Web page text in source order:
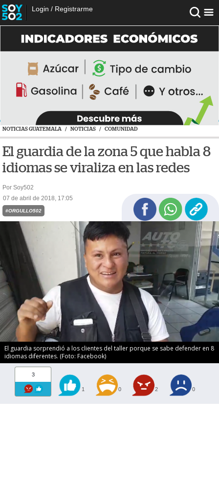
Login / Registrarme
NOTICIAS GUATEMALA / NOTICIAS / COMUNIDAD
El guardia de la zona 5 que habla 8
idiomas se viraliza en las redes
Por Soy502
07 de abril de 2018, 17:05
#ORGULLO502
El guardia sorprendió a los clientes del taller porque se sabe defender en 8
idiomas diferentes. (Foto: Facebook)
3
1 0 2 0